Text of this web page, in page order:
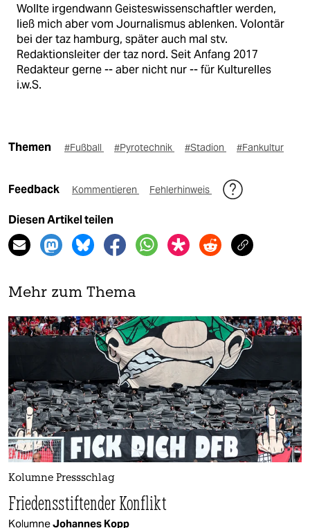
Wollte irgendwann Geisteswissenschaftler werden,
ließ mich aber vom Journalismus ablenken. Volontär
bei der taz hamburg, später auch mal stv.
Redaktionsleiter der taz nord. Seit Anfang 2017
Redakteur gerne -- aber nicht nur -- für Kulturelles
i.w.S.
Themen #Fußball #Pyrotechnik #Stadion #Fankultur
Feedback Kommentieren Fehlerhinweis
Diesen Artikel teilen
Mehr zum Thema
Kolumne Pressschlag
Friedensstiftender Konflikt
KolumneJohannes Kopp